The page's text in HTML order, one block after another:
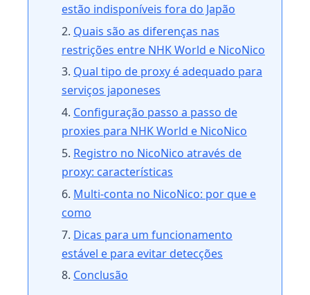
estão indisponíveis fora do Japão
Quais são as diferenças nas
restrições entre NHK World e NicoNico
Qual tipo de proxy é adequado para
serviços japoneses
Configuração passo a passo de
proxies para NHK World e NicoNico
Registro no NicoNico através de
proxy: características
Multi-conta no NicoNico: por que e
como
Dicas para um funcionamento
estável e para evitar detecções
Conclusão